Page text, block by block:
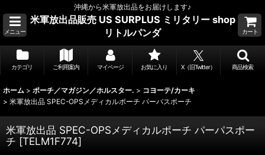
沖縄から米軍放出品をお届けします♪
メニュー
米軍放出品販売 US SURPLUS ミリタリー shop
リトルパンダ
カート
カテゴリ ご利用案内 マイページ お気に入り X（旧Twitter） 商品検索
ホーム > ポーチ／マガジン／ホルスター. > コヨーテ/カーキ
> 米軍放出品 SPEC-OPSメディカルポーチ パーパスポーチ
米軍放出品 SPEC-OPSメディカルポーチ パーパスポー
チ [TELM1F774]